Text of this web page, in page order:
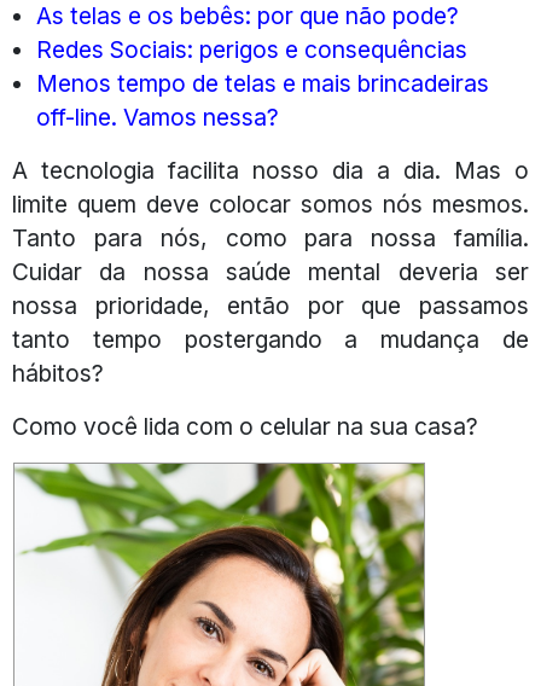
As telas e os bebês: por que não pode?
Redes Sociais: perigos e consequências
Menos tempo de telas e mais brincadeiras
off-line. Vamos nessa?
A tecnologia facilita nosso dia a dia. Mas o
limite quem deve colocar somos nós mesmos.
Tanto para nós, como para nossa família.
Cuidar da nossa saúde mental deveria ser
nossa prioridade, então por que passamos
tanto tempo postergando a mudança de
hábitos?
Como você lida com o celular na sua casa?